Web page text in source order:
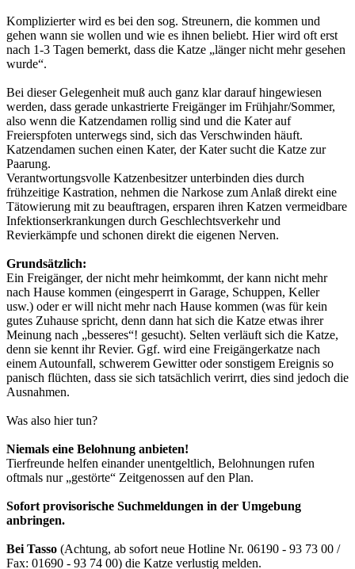
Komplizierter wird es bei den sog. Streunern, die kommen und
gehen wann sie wollen und wie es ihnen beliebt. Hier wird oft erst
nach 1-3 Tagen bemerkt, dass die Katze „länger nicht mehr gesehen
wurde“.
Bei dieser Gelegenheit muß auch ganz klar darauf hingewiesen
werden, dass gerade unkastrierte Freigänger im Frühjahr/Sommer,
also wenn die Katzendamen rollig sind und die Kater auf
Freierspfoten unterwegs sind, sich das Verschwinden häuft.
Katzendamen suchen einen Kater, der Kater sucht die Katze zur
Paarung.
Verantwortungsvolle Katzenbesitzer unterbinden dies durch
frühzeitige Kastration, nehmen die Narkose zum Anlaß direkt eine
Tätowierung mit zu beauftragen, ersparen ihren Katzen vermeidbare
Infektionserkrankungen durch Geschlechtsverkehr und
Revierkämpfe und schonen direkt die eigenen Nerven.
Grundsätzlich:
Ein Freigänger, der nicht mehr heimkommt, der kann nicht mehr
nach Hause kommen (eingesperrt in Garage, Schuppen, Keller
usw.) oder er will nicht mehr nach Hause kommen (was für kein
gutes Zuhause spricht, denn dann hat sich die Katze etwas ihrer
Meinung nach „besseres“! gesucht). Selten verläuft sich die Katze,
denn sie kennt ihr Revier. Ggf. wird eine Freigängerkatze nach
einem Autounfall, schwerem Gewitter oder sonstigem Ereignis so
panisch flüchten, dass sie sich tatsächlich verirrt, dies sind jedoch die
Ausnahmen.
Was also hier tun?
Niemals eine Belohnung anbieten!
Tierfreunde helfen einander unentgeltlich, Belohnungen rufen
oftmals nur „gestörte“ Zeitgenossen auf den Plan.
Sofort provisorische Suchmeldungen in der Umgebung
anbringen.
Bei Tasso (Achtung, ab sofort neue Hotline Nr. 06190 - 93 73 00 /
Fax: 01690 - 93 74 00) die Katze verlustig melden.